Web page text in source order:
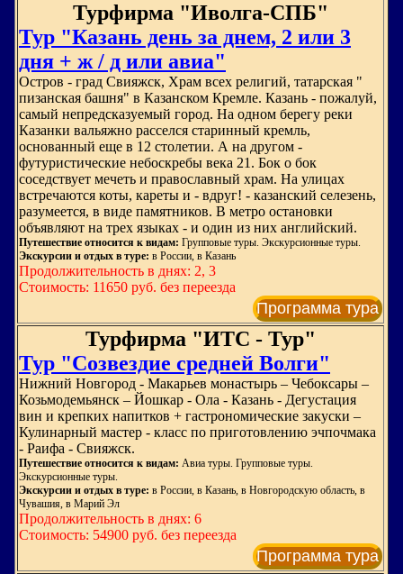
Турфирма "Иволга-СПБ"
Тур "Казань день за днем, 2 или 3
дня + ж / д или авиа"
Остров - град Свияжск, Храм всех религий, татарская "
пизанская башня" в Казанском Кремле. Казань - пожалуй,
самый непредсказуемый город. На одном берегу реки
Казанки вальяжно расселся старинный кремль,
основанный еще в 12 столетии. А на другом -
футуристические небоскребы века 21. Бок о бок
соседствует мечеть и православный храм. На улицах
встречаются коты, кареты и - вдруг! - казанский селезень,
разумеется, в виде памятников. В метро остановки
объявляют на трех языках - и один из них английский.
Путешествие относится к видам: Групповые туры. Экскурсионные туры.
Экскурсии и отдых в туре: в России, в Казань
Продолжительность в днях: 2, 3
Стоимость: 11650 руб. без переезда
Программа тура
Турфирма "ИТС - Тур"
Тур "Созвездие средней Волги"
Нижний Новгород - Макарьев монастырь – Чебоксары –
Козьмодемьянск – Йошкар - Ола - Казань - Дегустация
вин и крепких напитков + гастрономические закуски –
Кулинарный мастер - класс по приготовлению эчпочмака
- Раифа - Свияжск.
Путешествие относится к видам: Авиа туры. Групповые туры.
Экскурсионные туры.
Экскурсии и отдых в туре: в России, в Казань, в Новгородскую область, в
Чувашия, в Марий Эл
Продолжительность в днях: 6
Стоимость: 54900 руб. без переезда
Программа тура